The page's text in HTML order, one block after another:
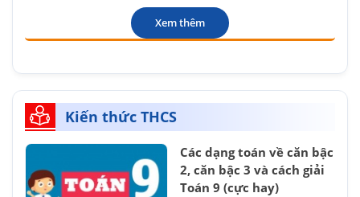
Xem thêm
Kiến thức THCS
Các dạng toán về căn bậc
2, căn bậc 3 và cách giải
Toán 9 (cực hay)